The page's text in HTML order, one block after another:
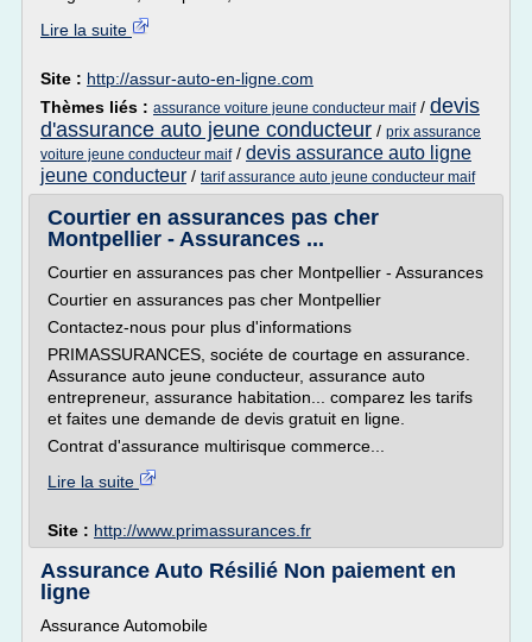
Lire la suite
Site : http://assur-auto-en-ligne.com
Thèmes liés : assurance voiture jeune conducteur maif/ devis
d'assurance auto jeune conducteur / prix assurance
voiture jeune conducteur maif/ devis assurance auto ligne
jeune conducteur / tarif assurance auto jeune conducteur maif
Courtier en assurances pas cher
Montpellier - Assurances ...
Courtier en assurances pas cher Montpellier - Assurances
Courtier en assurances pas cher Montpellier
Contactez-nous pour plus d'informations
PRIMASSURANCES, sociéte de courtage en assurance.
Assurance auto jeune conducteur, assurance auto
entrepreneur, assurance habitation... comparez les tarifs
et faites une demande de devis gratuit en ligne.
Contrat d'assurance multirisque commerce...
Lire la suite
Site : http://www.primassurances.fr
Assurance Auto Résilié Non paiement en
ligne
Assurance Automobile